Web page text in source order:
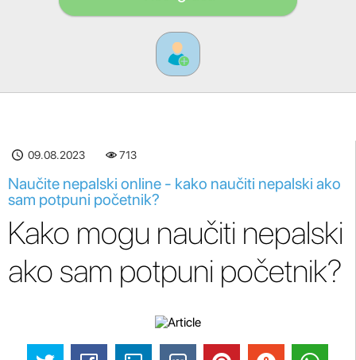
09.08.2023 713
Naučite nepalski online - kako naučiti nepalski ako
sam potpuni početnik?
Kako mogu naučiti nepalski
ako sam potpuni početnik?